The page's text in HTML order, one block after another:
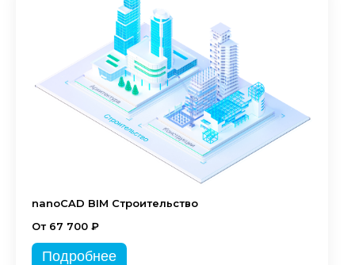
nanoCAD BIM Строительство
От 67 700 ₽
Подробнее